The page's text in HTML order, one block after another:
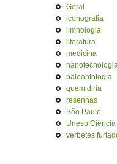
Geral
iconografia
limnologia
literatura
medicina
paleontologia
quem diria
resenhas
São Paulo
Unesp Ciência
verbetes